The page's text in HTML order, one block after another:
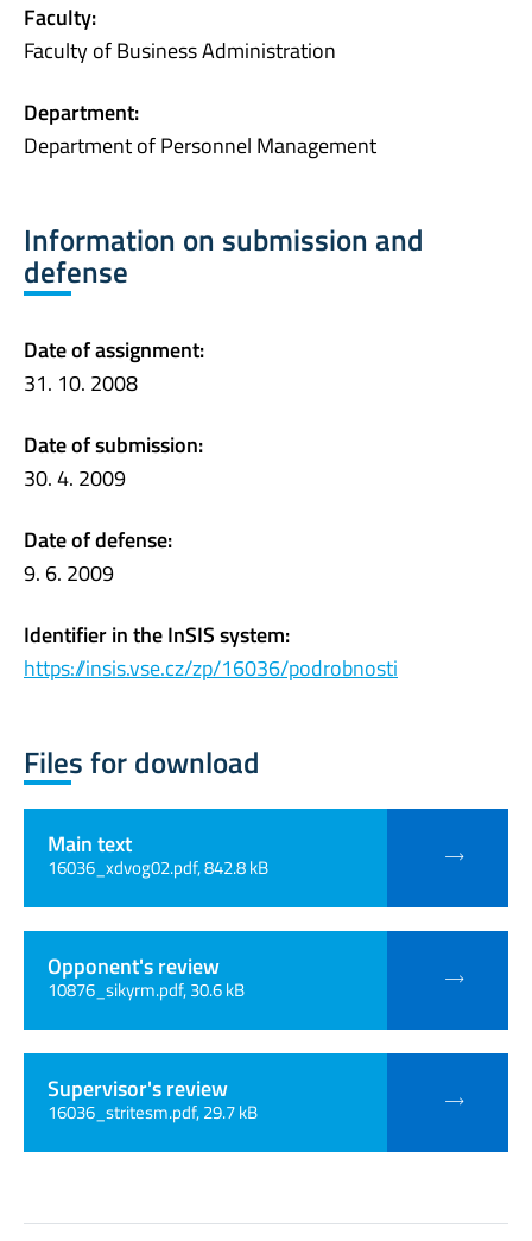
Faculty:
Faculty of Business Administration
Department:
Department of Personnel Management
Information on submission and
defense
Date of assignment:
31. 10. 2008
Date of submission:
30. 4. 2009
Date of defense:
9. 6. 2009
Identifier in the InSIS system:
https://insis.vse.cz/zp/16036/podrobnosti
Files for download
Main text
16036_xdvog02.pdf, 842.8 kB
Opponent's review
10876_sikyrm.pdf, 30.6 kB
Supervisor's review
16036_stritesm.pdf, 29.7 kB